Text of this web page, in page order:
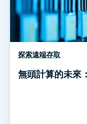
探索遠端存取
無頭計算的未